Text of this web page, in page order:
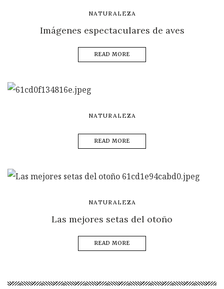
NATURALEZA
Imágenes espectaculares de aves
READ MORE
NATURALEZA
READ MORE
NATURALEZA
Las mejores setas del otoño
READ MORE